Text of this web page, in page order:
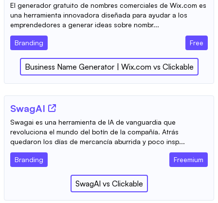
El generador gratuito de nombres comerciales de Wix.com es
una herramienta innovadora diseñada para ayudar a los
emprendedores a generar ideas sobre nombr...
Branding Free
Business Name Generator | Wix.com vs Clickable
SwagAI
Swagai es una herramienta de IA de vanguardia que
revoluciona el mundo del botín de la compañía. Atrás
quedaron los días de mercancía aburrida y poco insp...
Branding Freemium
SwagAI vs Clickable